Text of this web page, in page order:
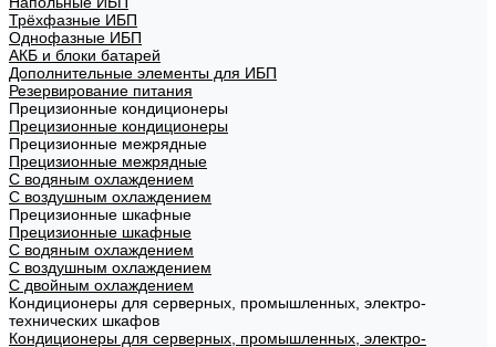
Трёхфазные ИБП
Однофазные ИБП
АКБ и блоки батарей
Дополнительные элементы для ИБП
Резервирование питания
Прецизионные кондиционеры
Прецизионные кондиционеры
Прецизионные межрядные
Прецизионные межрядные
С водяным охлаждением
С воздушным охлаждением
Прецизионные шкафные
Прецизионные шкафные
С водяным охлаждением
С воздушным охлаждением
С двойным охлаждением
Кондиционеры для серверных, промышленных, электро-
технических шкафов
Кондиционеры для серверных, промышленных, электро-